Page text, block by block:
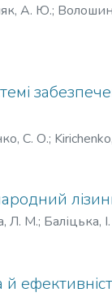
А. Ю.;
С. О.;
Л. М.; Баліцька,